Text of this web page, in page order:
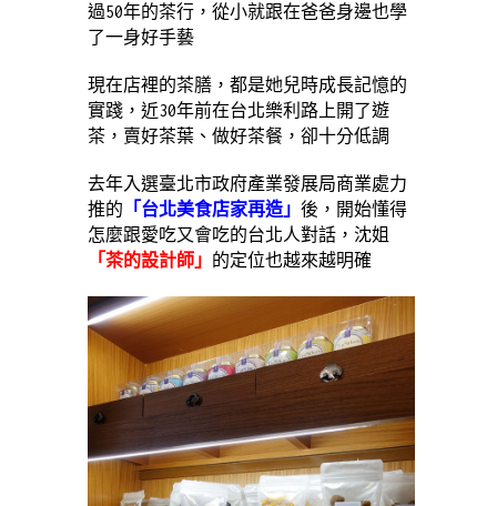
過50年的茶行，從小就跟在爸爸身邊也學
了一身好手藝
現在店裡的茶膳，都是她兒時成長記憶的
實踐， 近30年前在台北樂利路上開了遊
茶，賣好茶葉、做好茶餐，卻十分低調
去年入選臺北市政府產業發展局商業處力
推的 「台北美食店家再造」 後，開始懂得
怎麼跟愛吃又會吃的台北人對話，沈姐
「茶的設計師」 的定位也越來越明確